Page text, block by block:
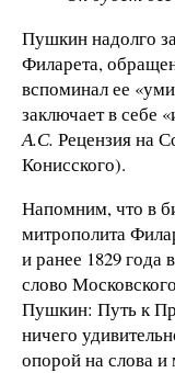
Пушкин надолго
Филарета,
вспоминал ее
заключает в себе
А.С. Рецензия на
Конисского).
Напомним, что в
митрополита
и ранее 1829 года
слово
Пушкин: Путь к
ничего
опорой на слова и